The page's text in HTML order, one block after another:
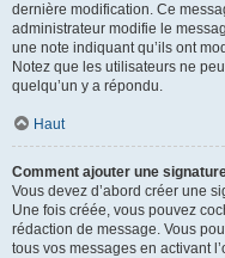
dernière modification. Ce
administrateur modifie le
une note indiquant qu’ils ont
Notez que les utilisateurs ne
quelqu’un y a répondu.
Haut
Comment ajouter une
Vous devez d’abord créer une
Une fois créée, vous pouvez
rédaction de message. Vous
tous vos messages en activant